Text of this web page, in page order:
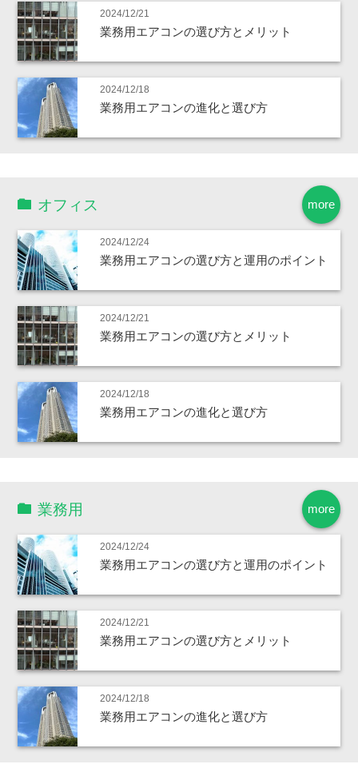
2024/12/21
業務用エアコンの選び方とメリット
2024/12/18
業務用エアコンの進化と選び方
more
オフィス
2024/12/24
業務用エアコンの選び方と運用のポイント
2024/12/21
業務用エアコンの選び方とメリット
2024/12/18
業務用エアコンの進化と選び方
more
業務用
2024/12/24
業務用エアコンの選び方と運用のポイント
2024/12/21
業務用エアコンの選び方とメリット
2024/12/18
業務用エアコンの進化と選び方